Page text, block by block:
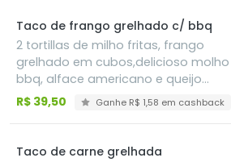
Taco de frango grelhado c/ bbq
2 tortillas de milho fritas, frango
grelhado em cubos,delicioso molho
bbq, alface americano e queijo
mussarela, acompanha, milho,
R$ 39,50 Ganhe R$ 1,58 em cashback
Taco de carne grelhada